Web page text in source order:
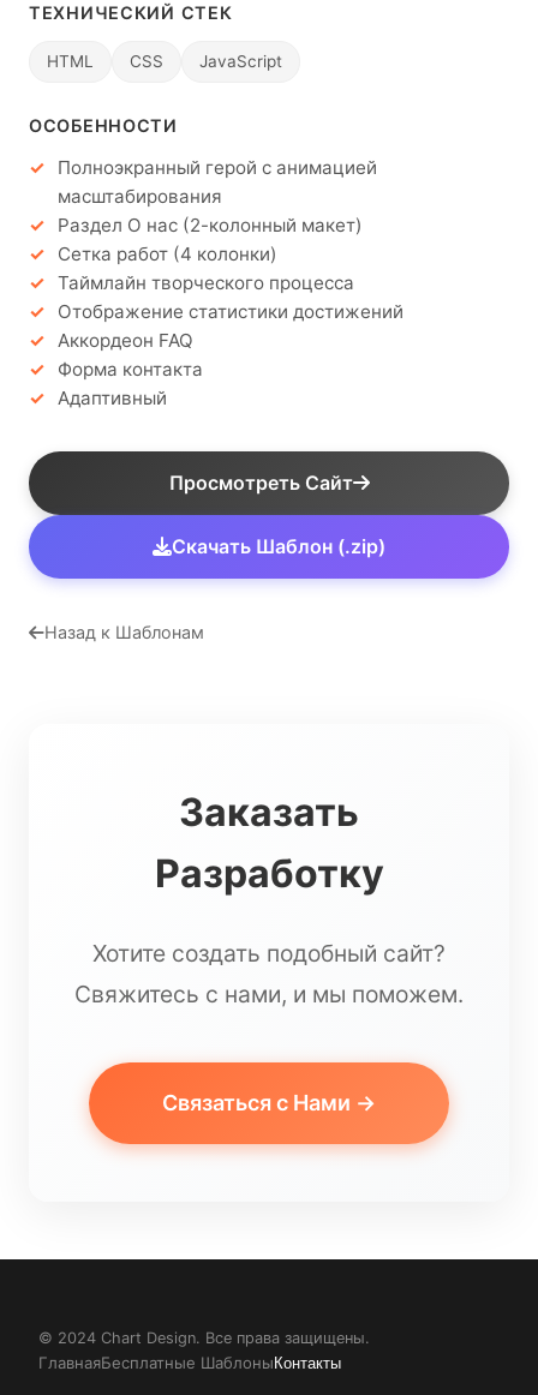
ТЕХНИЧЕСКИЙ СТЕК
HTML CSS JavaScript
ОСОБЕННОСТИ
Полноэкранный герой с анимацией
масштабирования
Раздел О нас (2-колонный макет)
Сетка работ (4 колонки)
Таймлайн творческого процесса
Отображение статистики достижений
Аккордеон FAQ
Форма контакта
Адаптивный
Просмотреть Сайт
Скачать Шаблон (.zip)
Назад к Шаблонам
Заказать
Разработку
Хотите создать подобный сайт?
Свяжитесь с нами, и мы поможем.
Связаться с Нами →
© 2024 Chart Design. Все права защищены.
ГлавнаяБесплатные Шаблоны Контакты